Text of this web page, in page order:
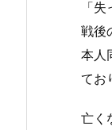
「
戦後
本人
てお
亡く